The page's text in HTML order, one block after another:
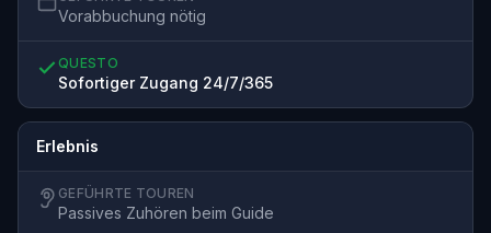
Vorabbuchung nötig
QUESTO
Sofortiger Zugang 24/7/365
Erlebnis
GEFÜHRTE TOUREN
Passives Zuhören beim Guide